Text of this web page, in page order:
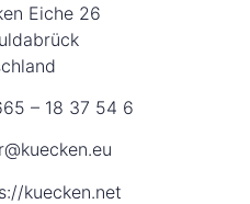
Eiche 26
– 18 37 54 6
kuecken.net